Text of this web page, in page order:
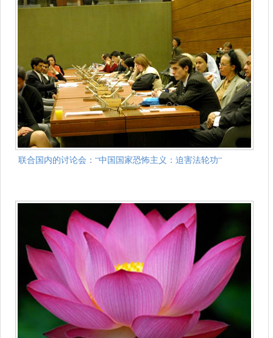
联合国内的讨论会：“中国国家恐怖主义：迫害法轮功“